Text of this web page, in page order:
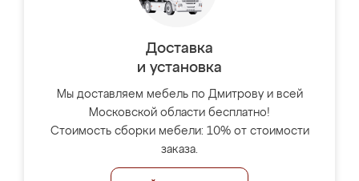
Доставка
и установка
Мы доставляем мебель по Дмитрову и всей
Московской области бесплатно!
Стоимость сборки мебели: 10% от стоимости
заказа.